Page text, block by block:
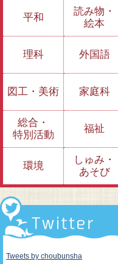
②ヨーロッパ・中東
②ヨーロッパ・中東
平和
読み物・
絵本
理科 外国語
図工・美術 家庭科
総合・
特別活動
福祉
環境
しゅみ・
あそび
Tweets by choubunsha